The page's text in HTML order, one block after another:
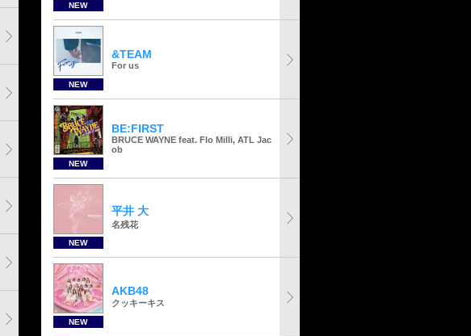
NEW
NEW
&TEAM
For us
NEW
BE:FIRST
BRUCE WAYNE feat. Flo Milli, ATL Jac
ob
NEW
平井 大
名残花
NEW
AKB48
クッキーキス